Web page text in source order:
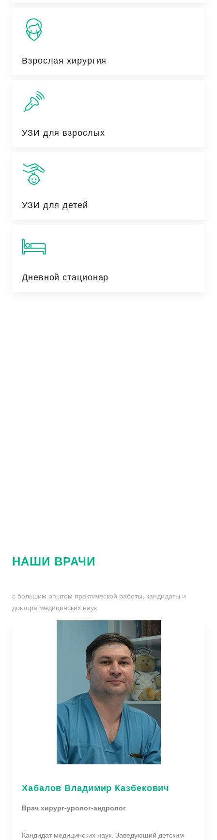
Взрослая хирургия
УЗИ для взрослых
УЗИ для детей
Дневной стационар
НАШИ ВРАЧИ
с большим опытом практической работы, кандидаты и
доктора медицинских наук
Хабалов Владимир Казбекович
Врач хирург-уролог-андролог
Кандидат медицинских наук. Заведующий детским